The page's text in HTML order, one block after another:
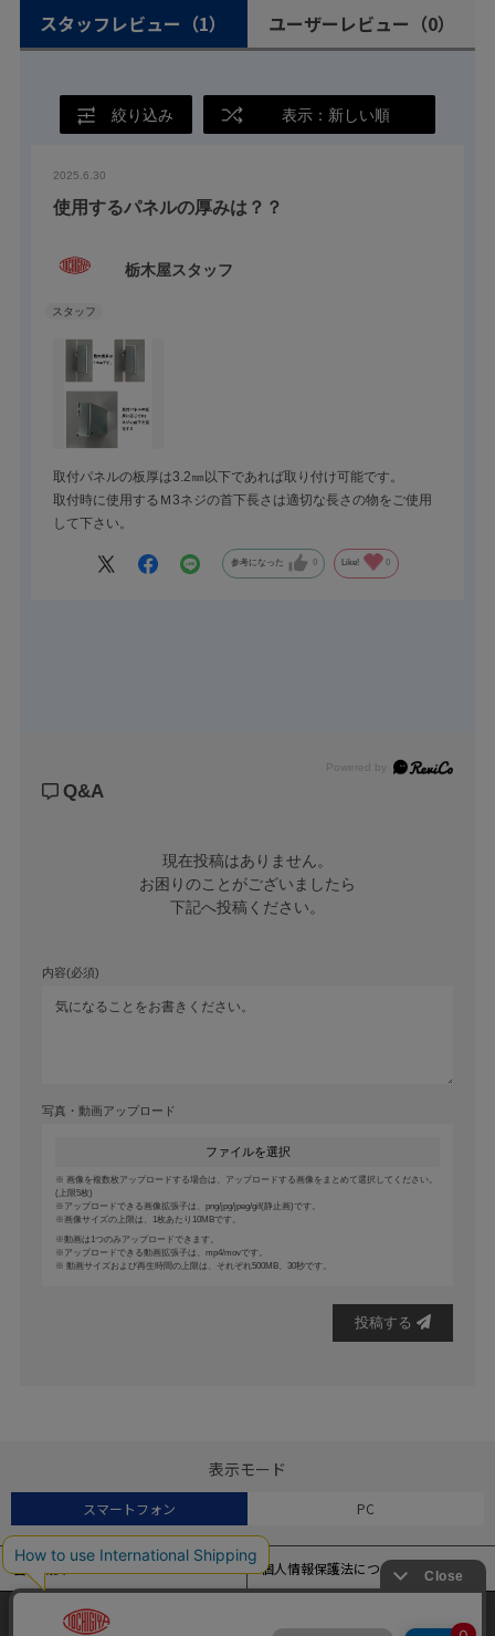
スタッフレビュー （1） ユーザーレビュー （0）
絞り込み 表示：新しい順
2025.6.30
使用するパネルの厚みは？？
栃木屋スタッフ
取付パネルの板厚は3.2㎜以下であれば取り付け可能です。
取付時に使用するＭ3ネジの首下長さは適切な長さの物をご使用
して下さい。
参考になった 0 Like! 0
Powered by
Q&A
現在投稿はありません。
お困りのことがございましたら
下記へ投稿ください。
内容(必須)
写真・動画アップロード
ファイルを選択
画像を複数枚アップロードする場合は、アップロードする画像をまとめて選択してください。
(上限5枚)
アップロードできる画像拡張子は、png/jpg/jpeg/gif(静止画)です。
画像サイズの上限は、1枚あたり10MBです。
動画は1つのみアップロードできます。
アップロードできる動画拡張子は、mp4/movです。
動画サイズおよび再生時間の上限は、それぞれ500MB、30秒です。
投稿する
表示モード
スマートフォン PC
個人情報保護法について
特定商取引法に基づく表記
当サイトでは、アクセス解析およびサイトの利便性の向上のため